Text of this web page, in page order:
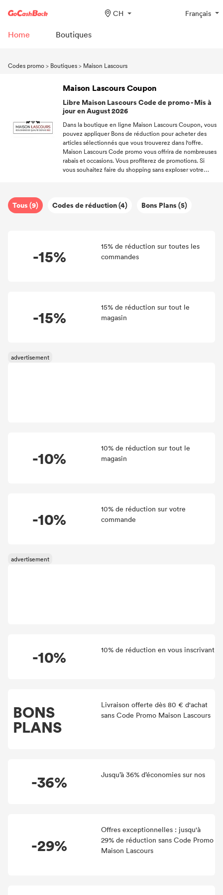
CH Français
Home Boutiques
Codes promo> Boutiques> Maison Lascours
Maison Lascours Coupon
Libre Maison Lascours Code de promo - Mis à
jour en August 2026
Dans la boutique en ligne Maison Lascours Coupon, vous
pouvez appliquer Bons de réduction pour acheter des
articles sélectionnés que vous trouverez dans l'offre.
Maison Lascours Code promo vous offrira de nombreuses
rabais et occasions. Vous profiterez de promotions. Si
vous souhaitez faire du shopping sans exploser votre
d'économiser de l'argent. Avec Maison Lascours Code de
ces réductions, vous êtes sûr d'économiser de l'argent.
Tous (9) Codes de réduction (4) Bons Plans (5)
-15%
15% de réduction sur toutes les
commandes
-15%
15% de réduction sur tout le
magasin
-10%
10% de réduction sur tout le
magasin
-10%
10% de réduction sur votre
commande
-10% 10% de réduction en vous inscrivant
BONS
PLANS
Livraison offerte dès 80 € d'achat
sans Code Promo Maison Lascours
-36% Jusqu’à 36% d’économies sur nos
-29%
Offres exceptionnelles : jusqu'à
29% de réduction sans Code Promo
Maison Lascours